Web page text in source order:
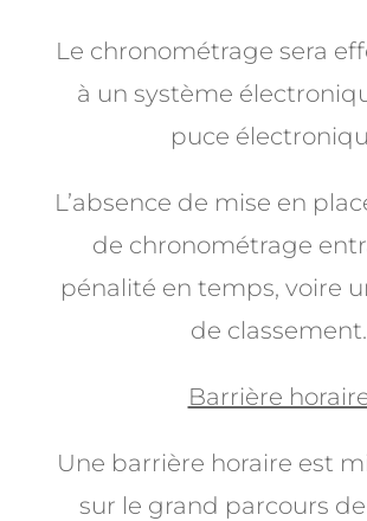
Le chronométrage sera
à un système
puce
L’absence de mise en
de chronométrage
pénalité en temps, voire
de classement.
Barrière
Une barrière horaire est
sur le grand parcours